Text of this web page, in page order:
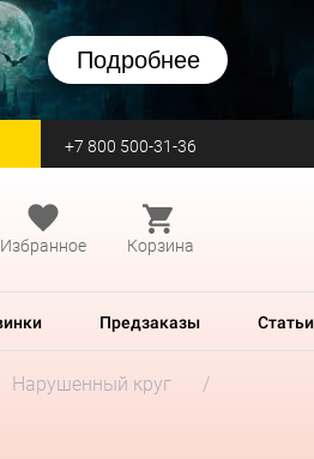
Подробнее
+7 800 500-31-36
Избранное Корзина
Предзаказы Статьи
Нарушенный круг